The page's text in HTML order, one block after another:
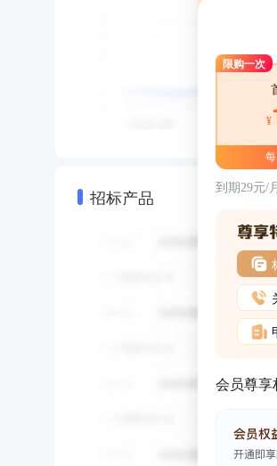
招标产品
限购一次
¥
到期29元/
会员尊享